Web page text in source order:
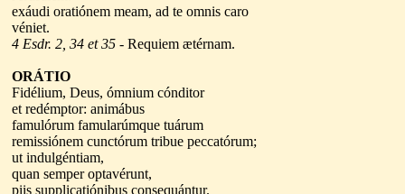
exáudi oratiónem meam, ad te omnis caro
véniet.
4 Esdr. 2, 34 et 35 - Requiem ætérnam.
ORÁTIO
Fidélium, Deus, ómnium cónditor
et redémptor: animábus
famulórum famularúmque tuárum
remissiónem cunctórum tribue peccatórum;
ut indulgéntiam,
quan semper optavérunt,
piis supplicatiónibus consequántur.